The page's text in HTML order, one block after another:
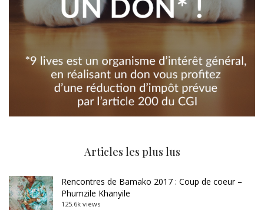
Articles les plus lus
Rencontres de Bamako 2017 : Coup de coeur –
Phumzile Khanyile
125.6k views